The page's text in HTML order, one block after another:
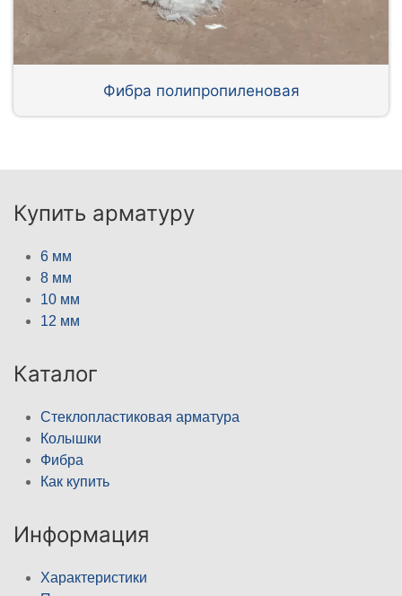
Фибра полипропиленовая
Купить арматуру
6 мм
8 мм
10 мм
12 мм
Каталог
Стеклопластиковая арматура
Колышки
Фибра
Как купить
Информация
Характеристики